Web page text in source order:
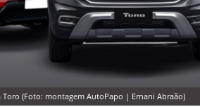
Toro (Foto: montagem AutoPapo | Ernani Abraão)